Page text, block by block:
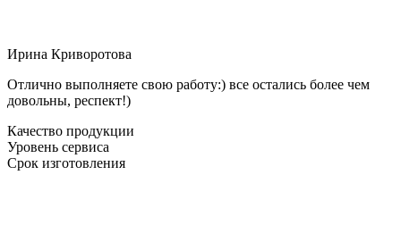
Ирина Криворотова
Отлично выполняете свою работу:) все остались более чем
довольны, респект!)
Качество продукции
Уровень сервиса
Срок изготовления